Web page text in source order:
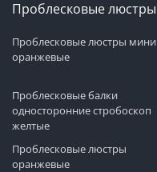
Проблесковые люстры
Проблесковые люстры мини
оранжевые
Проблесковые балки
односторонние стробоскоп
желтые
Проблесковые люстры
оранжевые